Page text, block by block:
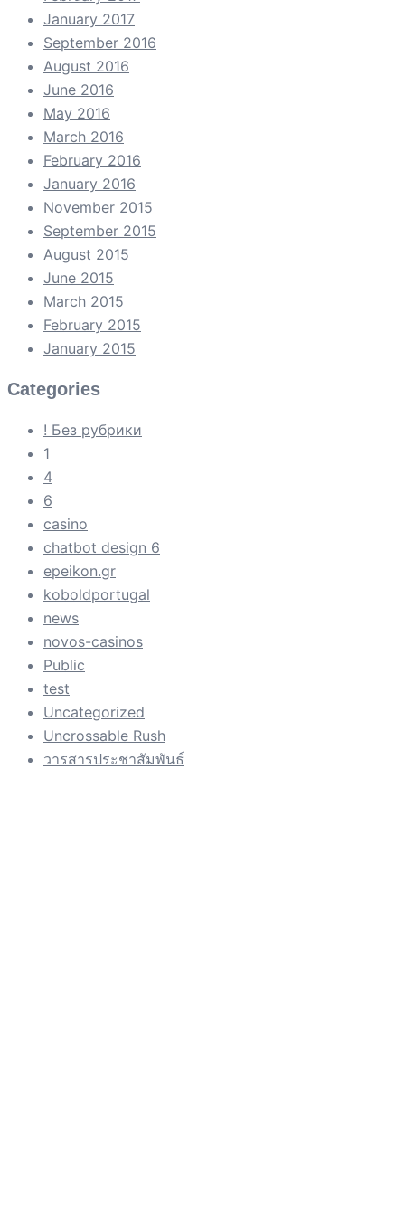
January 2017
September 2016
August 2016
June 2016
May 2016
March 2016
February 2016
January 2016
November 2015
September 2015
August 2015
June 2015
March 2015
February 2015
January 2015
Categories
! Без рубрики
1
4
6
casino
chatbot design 6
epeikon.gr
koboldportugal
news
novos-casinos
Public
test
Uncategorized
Uncrossable Rush
วารสารประชาสัมพันธ์